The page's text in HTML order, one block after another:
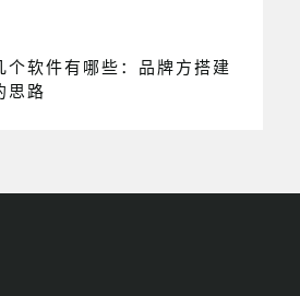
个软件有哪些：品牌方搭建
思路